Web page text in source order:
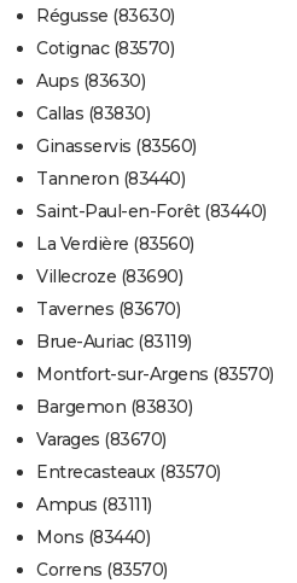
Régusse (83630)
Cotignac (83570)
Aups (83630)
Callas (83830)
Ginasservis (83560)
Tanneron (83440)
Saint-Paul-en-Forêt (83440)
La Verdière (83560)
Villecroze (83690)
Tavernes (83670)
Brue-Auriac (83119)
Montfort-sur-Argens (83570)
Bargemon (83830)
Varages (83670)
Entrecasteaux (83570)
Ampus (83111)
Mons (83440)
Correns (83570)